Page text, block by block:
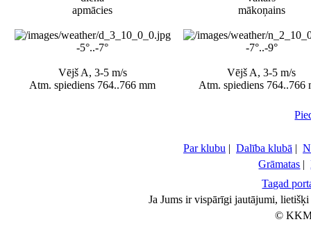
apmācies
-5°..-7°
Vējš A, 3-5 m/s
Atm. spiediens 764..766 mm
mākoņains
-7°..-9°
Vējš A, 3-5 m/s
Atm. spiediens 764..766
Par klubu | Dalība klubā |
Grāmatas |
Tagad
Ja Jums ir vispārīgi jautājumi,
©